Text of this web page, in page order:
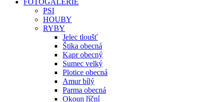
FOTOGALERIE
PSI
HOUBY
RYBY
Jelec tloušť
Štika obecná
Kapr obecný
Sumec velký
Plotice obecná
Amur bílý
Parma obecná
Okoun říční